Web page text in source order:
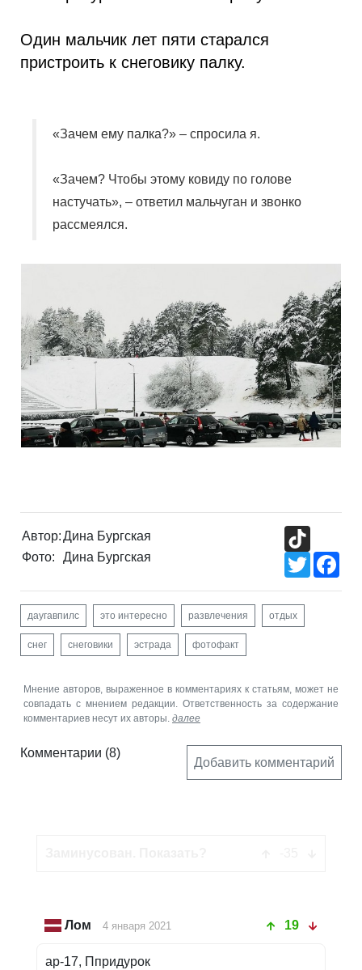
Один мальчик лет пяти старался
пристроить к снеговику палку.
«Зачем ему палка?» – спросила я.
«Зачем? Чтобы этому ковиду по голове
настучать», – ответил мальчуган и звонко
рассмеялся.
Автор:Дина Бургская
Фото:
Дина Бургская
Twitter
даугавпилс это интересно развлечения отдых
снег снеговики эстрада фотофакт
Мнение авторов, выраженное в комментариях к статьям, может не
совпадать с мнением редакции. Ответственность за содержание
комментариев несут их авторы. далее
Комментарии (8)
Добавить комментарий
Лом 4 января 2021 19
ар-17, Ппридурок